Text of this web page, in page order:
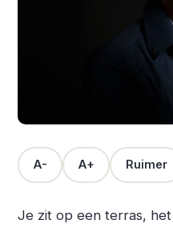
A- A+ Ruimer
Je zit op een terras,